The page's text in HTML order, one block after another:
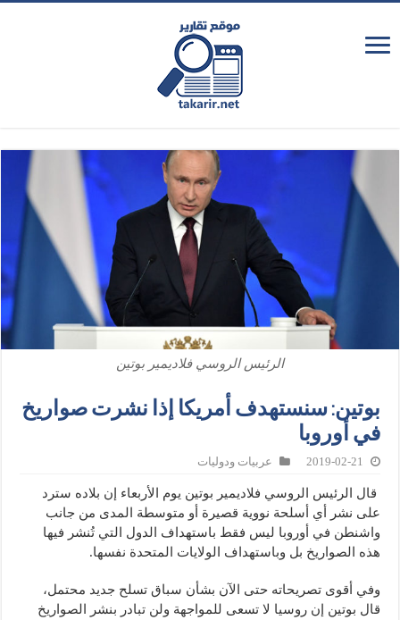
الرئيس الروسي فلاديمير بوتين
بوتين: سنستهدف أمريكا إذا نشرت صواريخ
في أوروبا
2019-02-21 عربيات ودوليات
قال الرئيس الروسي فلاديمير بوتين يوم الأربعاء إن بلاده سترد
على نشر أي أسلحة نووية قصيرة أو متوسطة المدى من جانب
واشنطن في أوروبا ليس فقط باستهداف الدول التي تُنشر فيها
هذه الصواريخ بل وباستهداف الولايات المتحدة نفسها.
وفي أقوى تصريحاته حتى الآن بشأن سباق تسلح جديد محتمل،
قال بوتين إن روسيا لا تسعى للمواجهة ولن تبادر بنشر الصواريخ